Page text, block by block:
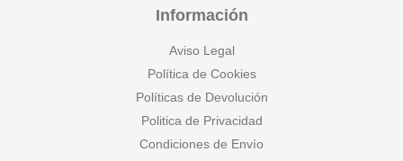
Información
Aviso Legal
Política de Cookies
Políticas de Devolución
Politica de Privacidad
Condiciones de Envío